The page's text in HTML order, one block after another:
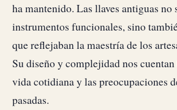
ha mantenido. Las llaves antiguas no
instrumentos funcionales, sino
que reflejaban la maestría de los
Su diseño y complejidad nos
vida cotidiana y las preocupaciones
pasadas.